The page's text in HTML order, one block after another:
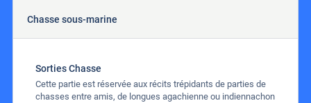
Chasse sous-marine
Sorties Chasse
Cette partie est réservée aux récits trépidants de parties de
chasses entre amis, de longues agachienne ou indiennachon